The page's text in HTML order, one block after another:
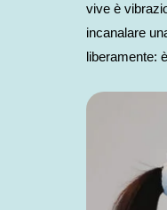
vive è
incanalare
liberamente: